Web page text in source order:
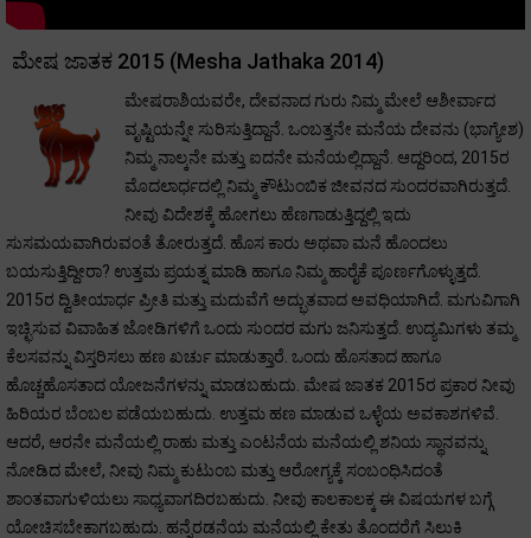
ಮೇಷ ಜಾತಕ 2015 (Mesha Jathaka 2014)
ಮೇಷರಾಶಿಯವರೇ, ದೇವನಾದ ಗುರು ನಿಮ್ಮ ಮೇಲೆ ಆಶೀರ್ವಾದ
ವೃಷ್ಟಿಯನ್ನೇ ಸುರಿಸುತ್ತಿದ್ದಾನೆ. ಒಂಬತ್ತನೇ ಮನೆಯ ದೇವನು (ಭಾಗ್ಯೇಶ)
ನಿಮ್ಮ ನಾಲ್ಕನೇ ಮತ್ತು ಐದನೇ ಮನೆಯಲ್ಲಿದ್ದಾನೆ. ಆದ್ದರಿಂದ, 2015ರ
ಮೊದಲಾರ್ಧದಲ್ಲಿ ನಿಮ್ಮ ಕೌಟುಂಬಿಕ ಜೀವನದ ಸುಂದರವಾಗಿರುತ್ತದೆ.
ನೀವು ವಿದೇಶಕ್ಕೆ ಹೋಗಲು ಹೆಣಗಾಡುತ್ತಿದ್ದಲ್ಲಿ ಇದು
ಸುಸಮಯವಾಗಿರುವಂತೆ ತೋರುತ್ತದೆ. ಹೊಸ ಕಾರು ಅಥವಾ ಮನೆ ಹೊಂದಲು
ಬಯಸುತ್ತಿದ್ದೀರಾ? ಉತ್ತಮ ಪ್ರಯತ್ನ ಮಾಡಿ ಹಾಗೂ ನಿಮ್ಮ ಹಾರೈಕೆ ಪೂರ್ಣಗೊಳ್ಳುತ್ತದೆ.
2015ರ ದ್ವಿತೀಯಾರ್ಧ ಪ್ರೀತಿ ಮತ್ತು ಮದುವೆಗೆ ಅದ್ಭುತವಾದ ಅವಧಿಯಾಗಿದೆ. ಮಗುವಿಗಾಗಿ
ಇಚ್ಛಿಸುವ ವಿವಾಹಿತ ಜೋಡಿಗಳಿಗೆ ಒಂದು ಸುಂದರ ಮಗು ಜನಿಸುತ್ತದೆ. ಉದ್ಯಮಿಗಳು ತಮ್ಮ
ಕೆಲಸವನ್ನು ವಿಸ್ತರಿಸಲು ಹಣ ಖರ್ಚು ಮಾಡುತ್ತಾರೆ. ಒಂದು ಹೊಸತಾದ ಹಾಗೂ
ಹೊಚ್ಚಹೊಸತಾದ ಯೋಜನೆಗಳನ್ನು ಮಾಡಬಹುದು. ಮೇಷ ಜಾತಕ 2015ರ ಪ್ರಕಾರ ನೀವು
ಹಿರಿಯರ ಬೆಂಬಲ ಪಡೆಯಬಹುದು. ಉತ್ತಮ ಹಣ ಮಾಡುವ ಒಳ್ಳೆಯ ಅವಕಾಶಗಳಿವೆ.
ಆದರೆ, ಆರನೇ ಮನೆಯಲ್ಲಿ ರಾಹು ಮತ್ತು ಎಂಟನೆಯ ಮನೆಯಲ್ಲಿ ಶನಿಯ ಸ್ಥಾನವನ್ನು
ನೋಡಿದ ಮೇಲೆ, ನೀವು ನಿಮ್ಮ ಕುಟುಂಬ ಮತ್ತು ಆರೋಗ್ಯಕ್ಕೆ ಸಂಬಂಧಿಸಿದಂತೆ
ಶಾಂತವಾಗುಳಿಯಲು ಸಾಧ್ಯವಾಗದಿರಬಹುದು. ನೀವು ಕಾಲಕಾಲಕ್ಕ ಈ ವಿಷಯಗಳ ಬಗ್ಗೆ
ಯೋಚಿಸಬೇಕಾಗಬಹುದು. ಹನ್ನೆರಡನೆಯ ಮನೆಯಲ್ಲಿ ಕೇತು ತೊಂದರೆಗೆ ಸಿಲುಕಿ